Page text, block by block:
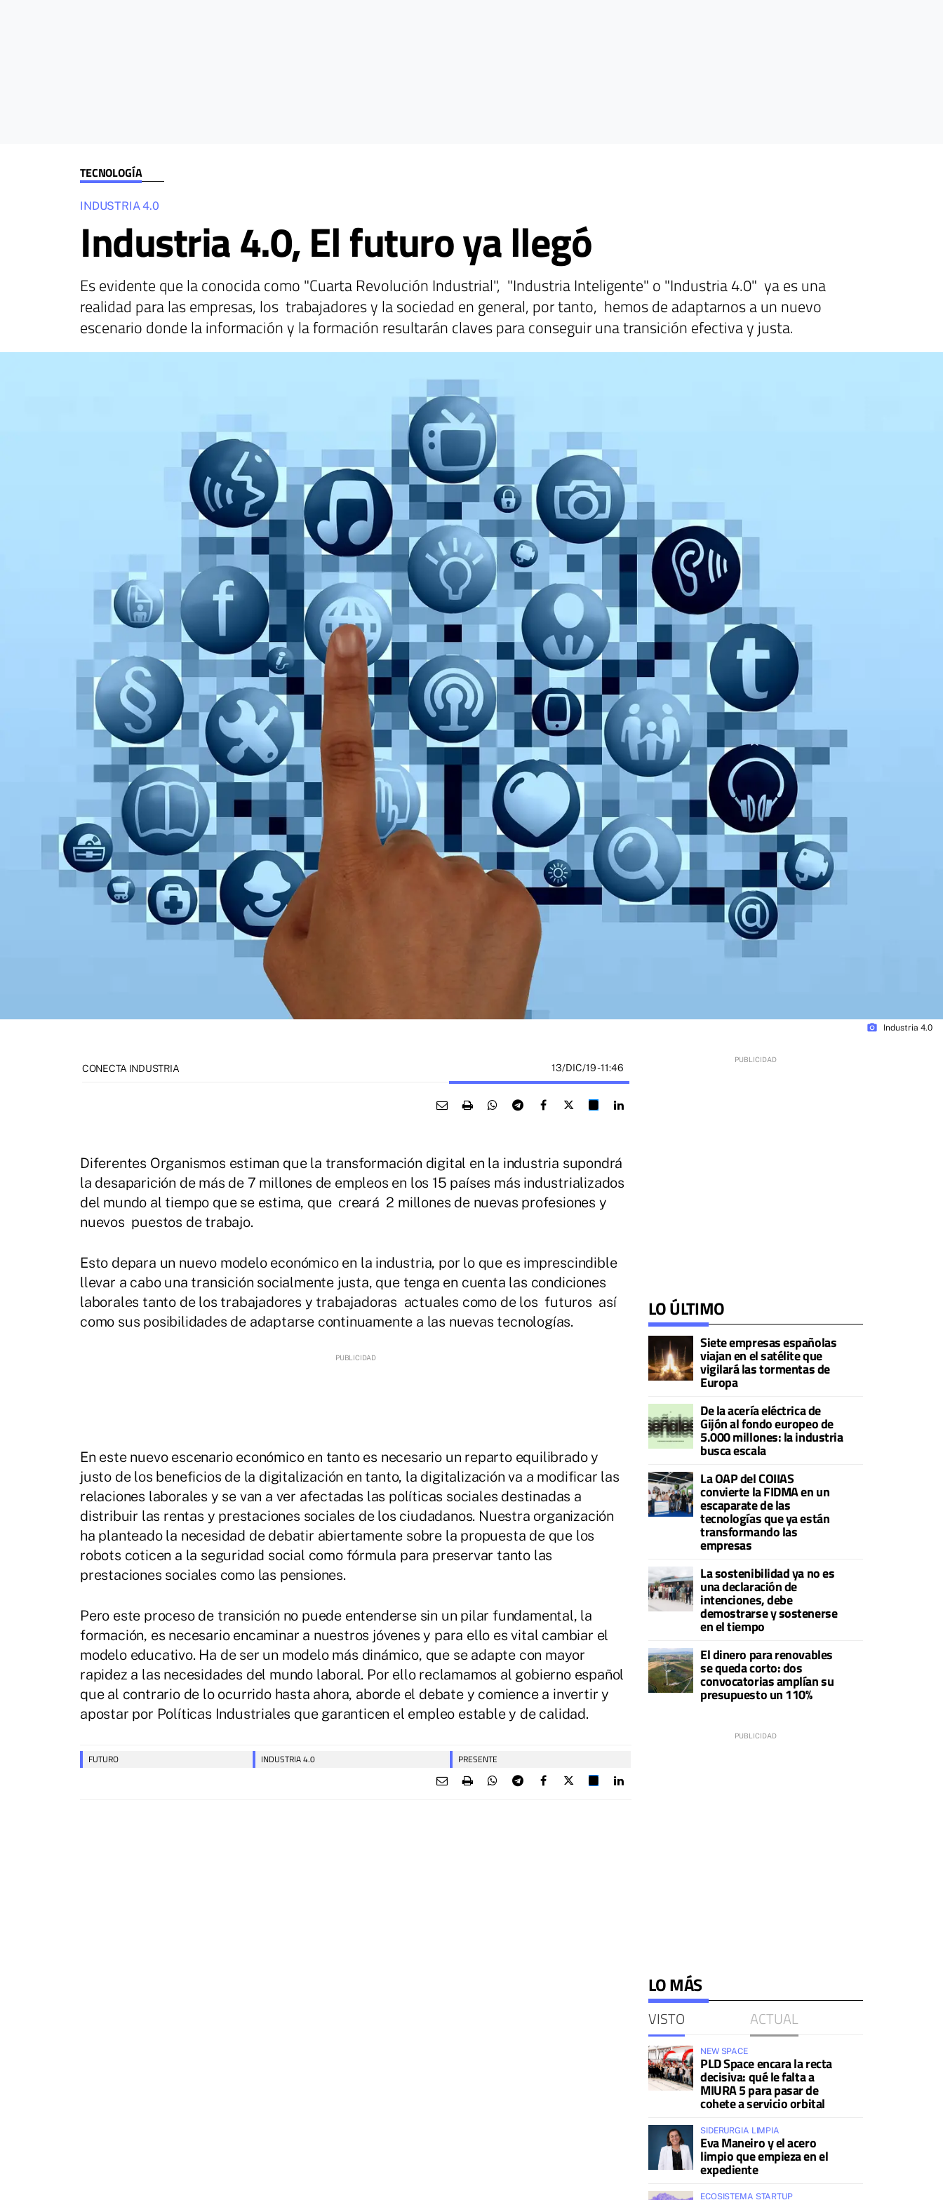
TECNOLOGÍA
INDUSTRIA 4.0
Industria 4.0, El futuro ya llegó
Es evidente que la conocida como "Cuarta Revolución Industrial", "Industria Inteligente" o "Industria 4.0" ya es una
realidad para las empresas, los trabajadores y la sociedad en general, por tanto, hemos de adaptarnos a un nuevo
escenario donde la información y la formación resultarán claves para conseguir una transición efectiva y justa.
photo_camera Industria 4.0
CONECTA INDUSTRIA 13/DIC/19- 11:46
Diferentes Organismos estiman que la transformación digital en la industria supondrá
la desaparición de más de 7 millones de empleos en los 15 países más industrializados
del mundo al tiempo que se estima, que creará 2 millones de nuevas profesiones y
nuevos puestos de trabajo.
Esto depara un nuevo modelo económico en la industria, por lo que es imprescindible
llevar a cabo una transición socialmente justa, que tenga en cuenta las condiciones
laborales tanto de los trabajadores y trabajadoras actuales como de los futuros así
como sus posibilidades de adaptarse continuamente a las nuevas tecnologías.
En este nuevo escenario económico en tanto es necesario un reparto equilibrado y
justo de los beneficios de la digitalización en tanto, la digitalización va a modificar las
relaciones laborales y se van a ver afectadas las políticas sociales destinadas a
distribuir las rentas y prestaciones sociales de los ciudadanos. Nuestra organización
ha planteado la necesidad de debatir abiertamente sobre la propuesta de que los
robots coticen a la seguridad social como fórmula para preservar tanto las
prestaciones sociales como las pensiones.
Pero este proceso de transición no puede entenderse sin un pilar fundamental, la
formación, es necesario encaminar a nuestros jóvenes y para ello es vital cambiar el
modelo educativo. Ha de ser un modelo más dinámico, que se adapte con mayor
rapidez a las necesidades del mundo laboral. Por ello reclamamos al gobierno español
que al contrario de lo ocurrido hasta ahora, aborde el debate y comience a invertir y
apostar por Políticas Industriales que garanticen el empleo estable y de calidad.
FUTURO INDUSTRIA 4.0 PRESENTE
LO ÚLTIMO
Siete empresas españolas
viajan en el satélite que
vigilará las tormentas de
Europa
De la acería eléctrica de
Gijón al fondo europeo de
5.000 millones: la industria
busca escala
La OAP del COIIAS
convierte la FIDMA en un
escaparate de las
tecnologías que ya están
transformando las
empresas
La sostenibilidad ya no es
una declaración de
intenciones, debe
demostrarse y sostenerse
en el tiempo
El dinero para renovables
se queda corto: dos
convocatorias amplían su
presupuesto un 110%
LO MÁS
VISTO ACTUAL
NEW SPACE
PLD Space encara la recta
decisiva: qué le falta a
MIURA 5 para pasar de
cohete a servicio orbital
SIDERURGIA LIMPIA
Eva Maneiro y el acero
limpio que empieza en el
expediente
ECOSISTEMA STARTUP